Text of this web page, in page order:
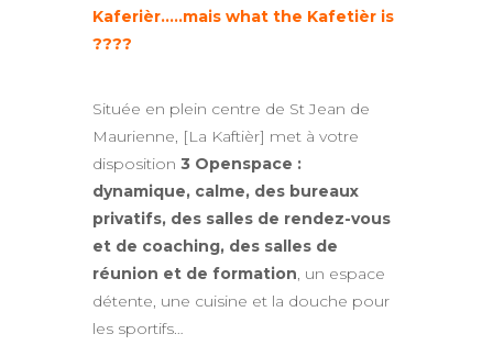
Kaferièr…..mais what the Kafetièr is
????
Située en plein centre de St Jean de
Maurienne, [La Kaftièr] met à votre
disposition 3 Openspace :
dynamique, calme, des bureaux
privatifs, des salles de rendez-vous
et de coaching, des salles de
réunion et de formation, un espace
détente, une cuisine et la douche pour
les sportifs…